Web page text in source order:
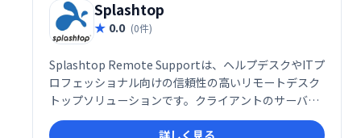
Splashtop
0.0 (0件)
Splashtop Remote Supportは、ヘルプデスクやITプ
ロフェッショナル向けの信頼性の高いリモートデスク
トップソリューションです。クライアントのサーバー
やコンピュータをリモートでサポートし、有人・無人